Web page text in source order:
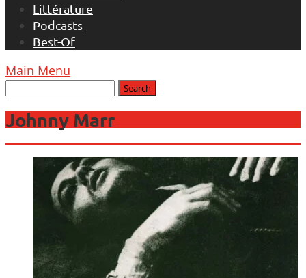
Littérature
Podcasts
Best-Of
Main Menu
Johnny Marr